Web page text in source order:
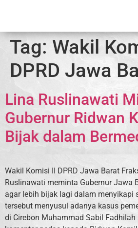
Tag: Wakil
DPRD Jawa
Lina Ruslinawati
Gubernur Ridwan
Bijak dalam
Wakil Komisi II DPRD Jawa Barat
Ruslinawati meminta Gubernur Jawa
agar lebih bijak lagi dalam menyikapi
tersebut menyusul adanya kasus
di Cirebon Muhammad Sabil Fadhilah